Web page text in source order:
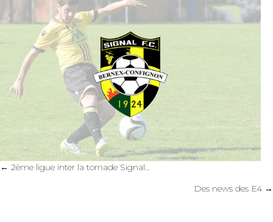
Posts
← 2ème ligue inter la tornade Signal…
Des news des E4 →